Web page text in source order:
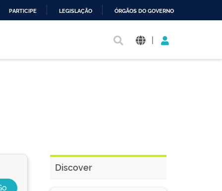
PARTICIPE LEGISLAÇÃO ÓRGÃOS DO GOVERNO
|
Discover